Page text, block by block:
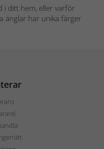
i ditt hem, eller varför
änglar har unika färger